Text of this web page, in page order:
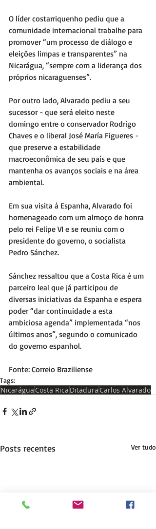
O líder costarriquenho pediu que a
comunidade internacional trabalhe para
promover “um processo de diálogo e
eleições limpas e transparentes” na
Nicarágua, “sempre com a liderança dos
próprios nicaraguenses”.
Por outro lado, Alvarado pediu a seu
sucessor - que será eleito neste
domingo entre o conservador Rodrigo
Chaves e o liberal José María Figueres -
que preserve a estabilidade
macroeconômica de seu país e que
mantenha os avanços sociais e na área
ambiental.
Em sua visita à Espanha, Alvarado foi
homenageado com um almoço de honra
pelo rei Felipe VI e se reuniu com o
presidente do governo, o socialista
Pedro Sánchez.
Sánchez ressaltou que a Costa Rica é um
parceiro leal que já participou de
diversas iniciativas da Espanha e espera
poder “dar continuidade a esta
ambiciosa agenda” implementada “nos
últimos anos”, segundo o comunicado
do governo espanhol.
Fonte: Correio Braziliense
Tags:
Nicarágua Costa Rica Ditadura Carlos Alvarado
Posts recentes Ver tudo